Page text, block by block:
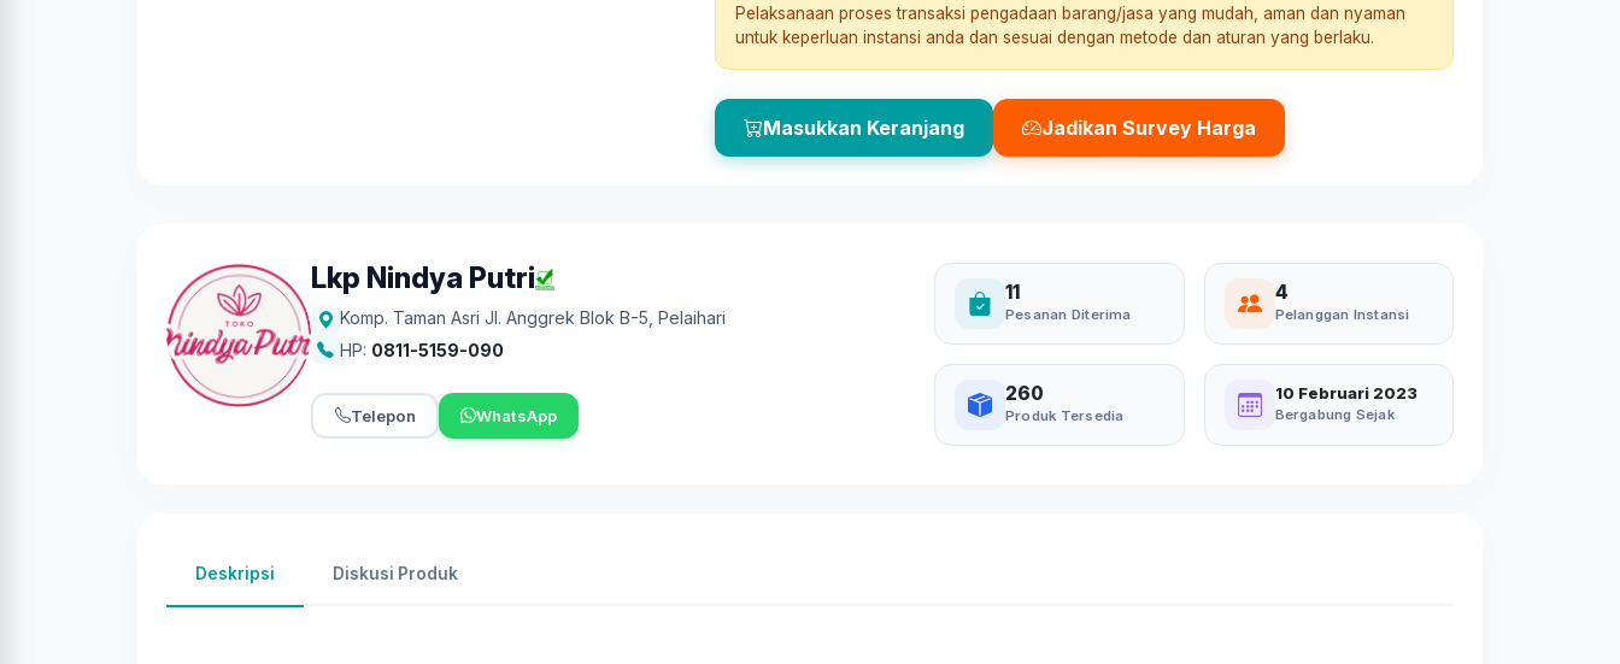
Pelaksanaan proses transaksi pengadaan barang/jasa yang mudah, aman dan nyaman
untuk keperluan instansi anda dan sesuai dengan metode dan aturan yang berlaku.
Masukkan Keranjang Jadikan Survey Harga
Lkp Nindya Putri
Komp. Taman Asri Jl. Anggrek Blok B-5 Pelaihari
HP: 0811-5159-090
Telepon WhatsApp
11
Pesanan Diterima
4
Pelanggan Instansi
260
Produk Tersedia
10 Februari 2023
Bergabung Sejak
Deskripsi Diskusi Produk